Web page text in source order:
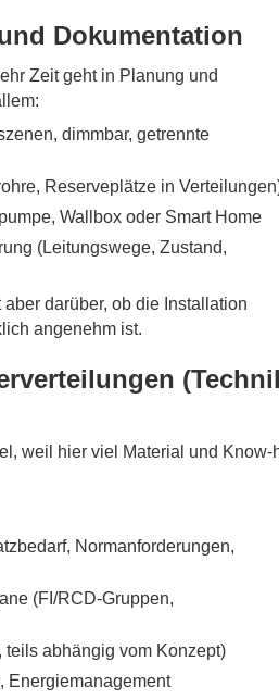
Dokumentation
Zeit geht in Planung und
dimmbar, getrennte
Reserveplätze in
Wallbox oder Smart Home
(Leitungswege, Zustand,
darüber, ob die Installation
angenehm ist.
weil hier viel Material und Know-
Normanforderungen,
(FI/RCD-Gruppen,
abhängig vom Konzept)
Energiemanagement